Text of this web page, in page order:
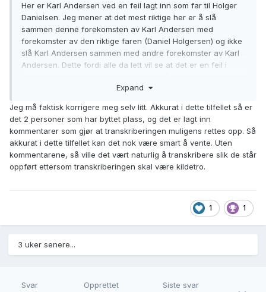
Her er Karl Andersen ved en feil lagt inn som far til Holger
Danielsen. Jeg mener at det mest riktige her er å slå
sammen denne forekomsten av Karl Andersen med
forekomster av den riktige faren (Daniel Holgersen) og ikke
slå Karl Andersen sammen med andre forekomster av Karl
Andersen. Dette fordi alle da lett vil se at det er en feil i
få opp 2 navn, både Karl Andersen og Daniel Holgersen. En
Daniel Holgersen vil en få opp ett navn med alle kilder for
Daniel Holgersen, inkludert en kilde der navnet ved en
inkurie er skrevet feil. Dette forutsetter selvfølgelig at det
finnes andre kilder for Daniel Holgersen enn den ene der
det er ført inn feil navn.
Expand
Jeg må faktisk korrigere meg selv litt. Akkurat i dette tilfellet så er
det 2 personer som har byttet plass, og det er lagt inn
kommentarer som gjør at transkriberingen muligens rettes opp. Så
akkurat i dette tilfellet kan det nok være smart å vente. Uten
kommentarene, så ville det vært naturlig å transkribere slik de står
oppført ettersom transkriberingen skal være kildetro.
1 1
3 uker senere...
Svar Opprettet Siste svar